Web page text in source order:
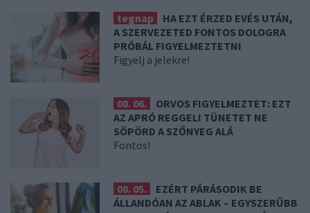
tegnap
HA EZT ÉRZED EVÉS UTÁN,
A SZERVEZETED FONTOS DOLOGRA
PRÓBÁL FIGYELMEZTETNI
Figyelj a jelekre!
08. 06.
ORVOS FIGYELMEZTET: EZT
AZ APRÓ REGGELI TÜNETET NE
SÖPÖRD A SZŐNYEG ALÁ
Fontos!
08. 05.
EZÉRT PÁRÁSODIK BE
ÁLLANDÓAN AZ ABLAK – EGYSZERŰBB